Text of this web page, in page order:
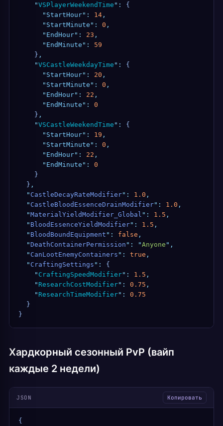
    "
VSPlayerWeekendTime " :
{
      "
StartHour" : 14 ,
      "
StartMinute " : 0 ,
      "
EndHour" : 23 ,
      "
EndMinute " :
59
    }
,
    "
VSCastleWeekdayTime " :
{
      "
StartHour" : 20 ,
      "
StartMinute " : 0 ,
      "
EndHour" : 22 ,
      "
EndMinute " :
0
    }
,
    "
VSCastleWeekendTime " :
{
      "
StartHour" : 19 ,
      "
StartMinute " : 0 ,
      "
EndHour" : 22 ,
      "
EndMinute " :
0
    }
  }
,
  "
CastleDecayRateModifier" : 1.0 ,
  "
CastleBloodEssenceDrainModifier" : 1.0 ,
  "
MaterialYieldModifier_Global " : 1.5 ,
  "
BloodEssenceYieldModifier" : 1.5 ,
  "
BloodBoundEquipment " : false ,
  "
DeathContainerPermission " : "Anyone " ,
  "
CanLootEnemyContainers " : true ,
  "
CraftingSettings " :
{
    "
CraftingSpeedModifier" : 1.5 ,
    "
ResearchCostModifier" : 0.75 ,
    "
ResearchTimeModifier" :
0.75
  }
}
Хардкорный сезонный PvP (вайп
каждые 2 недели)
JSON Копировать
{